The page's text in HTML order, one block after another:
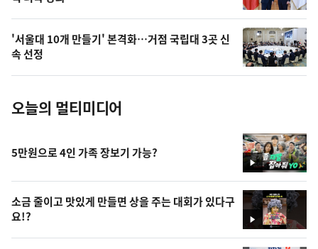
늘
의
사
진
'서울대 10개 만들기' 본격화…거점 국립대 3곳 신
속 선정
오늘의 멀티미디어
영
상
5만원으로 4인 가족 장보기 가능?
영
상
소금 줄이고 맛있게 만들면 상을 주는 대회가 있다구
요!?